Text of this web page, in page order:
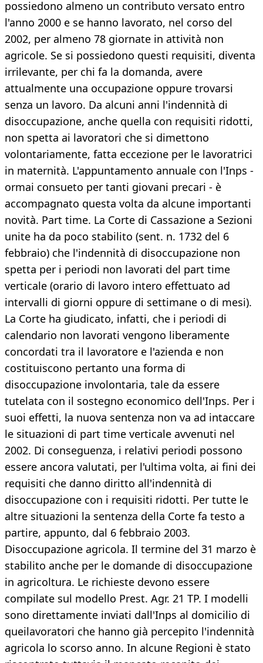
possiedono almeno un contributo versato entro
l'anno 2000 e se hanno lavorato, nel corso del
2002, per almeno 78 giornate in attività non
agricole. Se si possiedono questi requisiti, diventa
irrilevante, per chi fa la domanda, avere
attualmente una occupazione oppure trovarsi
senza un lavoro. Da alcuni anni l'indennità di
disoccupazione, anche quella con requisiti ridotti,
non spetta ai lavoratori che si dimettono
volontariamente, fatta eccezione per le lavoratrici
in maternità. L'appuntamento annuale con l'Inps -
ormai consueto per tanti giovani precari - è
accompagnato questa volta da alcune importanti
novità. Part time. La Corte di Cassazione a Sezioni
unite ha da poco stabilito (sent. n. 1732 del 6
febbraio) che l'indennità di disoccupazione non
spetta per i periodi non lavorati del part time
verticale (orario di lavoro intero effettuato ad
intervalli di giorni oppure di settimane o di mesi).
La Corte ha giudicato, infatti, che i periodi di
calendario non lavorati vengono liberamente
concordati tra il lavoratore e l'azienda e non
costituiscono pertanto una forma di
disoccupazione involontaria, tale da essere
tutelata con il sostegno economico dell'Inps. Per i
suoi effetti, la nuova sentenza non va ad intaccare
le situazioni di part time verticale avvenuti nel
2002. Di conseguenza, i relativi periodi possono
essere ancora valutati, per l'ultima volta, ai fini dei
requisiti che danno diritto all'indennità di
disoccupazione con i requisiti ridotti. Per tutte le
altre situazioni la sentenza della Corte fa testo a
partire, appunto, dal 6 febbraio 2003.
Disoccupazione agricola. Il termine del 31 marzo è
stabilito anche per le domande di disoccupazione
in agricoltura. Le richieste devono essere
compilate sul modello Prest. Agr. 21 TP. I modelli
sono direttamente inviati dall'Inps al domicilio di
queilavoratori che hanno già percepito l'indennità
agricola lo scorso anno. In alcune Regioni è stato